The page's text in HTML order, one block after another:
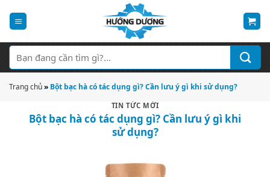
qua
dung
Tìm
kiếm:
Trang chủ» Bột bạc hà có tác dụng gì? Cần lưu ý gì khi sử dụng?
TIN TỨC MỚI
Bột bạc hà có tác dụng gì? Cần lưu ý gì khi
sử dụng?